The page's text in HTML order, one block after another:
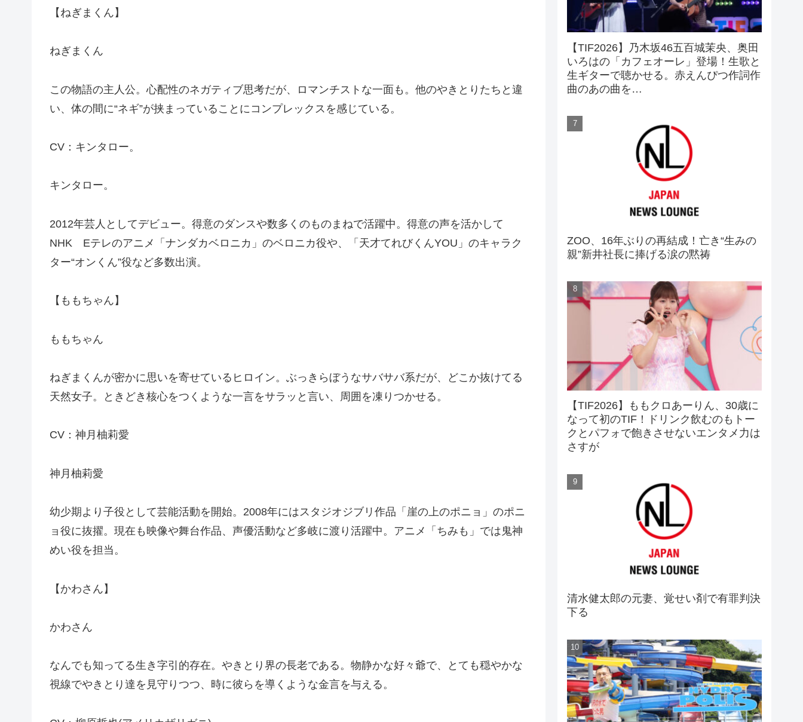
【ねぎまくん】
ねぎまくん
この物語の主人公。心配性のネガティブ思考だが、ロマンチストな一面も。他のやきとりたちと違
い、体の間に“ネギ”が挟まっていることにコンプレックスを感じている。
CV：キンタロー。
キンタロー。
2012年芸人としてデビュー。得意のダンスや数多くのものまねで活躍中。得意の声を活かして
NHK Eテレのアニメ「ナンダカベロニカ」のベロニカ役や、「天才てれびくんYOU」のキャラク
ター“オンくん”役など多数出演。
【ももちゃん】
ももちゃん
ねぎまくんが密かに思いを寄せているヒロイン。ぶっきらぼうなサバサバ系だが、どこか抜けてる
天然女子。ときどき核心をつくような一言をサラッと言い、周囲を凍りつかせる。
CV：神月柚莉愛
神月柚莉愛
幼少期より子役として芸能活動を開始。2008年にはスタジオジブリ作品「崖の上のポニョ」のポニ
ョ役に抜擢。現在も映像や舞台作品、声優活動など多岐に渡り活躍中。アニメ「ちみも」では鬼神
めい役を担当。
【かわさん】
かわさん
なんでも知ってる生き字引的存在。やきとり界の長老である。物静かな好々爺で、とても穏やかな
視線でやきとり達を見守りつつ、時に彼らを導くような金言を与える。
【TIF2026】乃木坂46五百城茉央、奥田
いろはの「カフェオーレ」登場！生歌と
生ギターで聴かせる。赤えんぴつ作詞作
曲のあの曲を…
ZOO、16年ぶりの再結成！亡き“生みの
親”新井社長に捧げる涙の黙祷
【TIF2026】ももクロあーりん、30歳に
なって初のTIF！ドリンク飲むのもトー
クとパフォで飽きさせないエンタメ力は
さすが
清水健太郎の元妻、覚せい剤で有罪判決
下る